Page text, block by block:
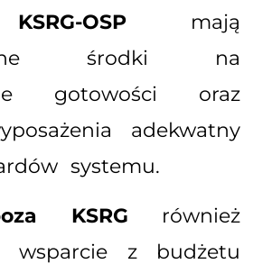
KSRG-OSPmają
środki na
gotowości oraz
adekwatny
systemu.
KSRG również
wsparcie z budżetu